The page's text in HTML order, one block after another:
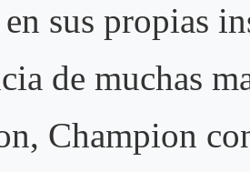
en sus propias
de muchas
Champion